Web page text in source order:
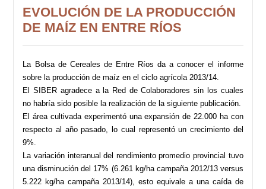
EVOLUCIÓN DE LA PRODUCCIÓN
DE MAÍZ EN ENTRE RÍOS
La Bolsa de Cereales de Entre Ríos da a conocer el informe
sobre la producción de maíz en el ciclo agrícola 2013/14.
El SIBER agradece a la Red de Colaboradores sin los cuales
no habría sido posible la realización de la siguiente publicación.
El área cultivada experimentó una expansión de 22.000 ha con
respecto al año pasado, lo cual representó un crecimiento del
9%.
La variación interanual del rendimiento promedio provincial tuvo
una disminución del 17% (6.261 kg/ha campaña 2012/13 versus
5.222 kg/ha campaña 2013/14), esto equivale a una caída de